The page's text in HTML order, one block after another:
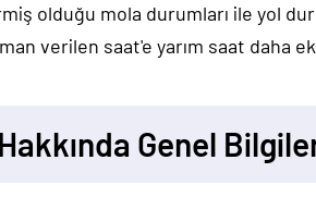
olduğu mola durumları ile yol
verilen saat'e yarım saat daha
Genel